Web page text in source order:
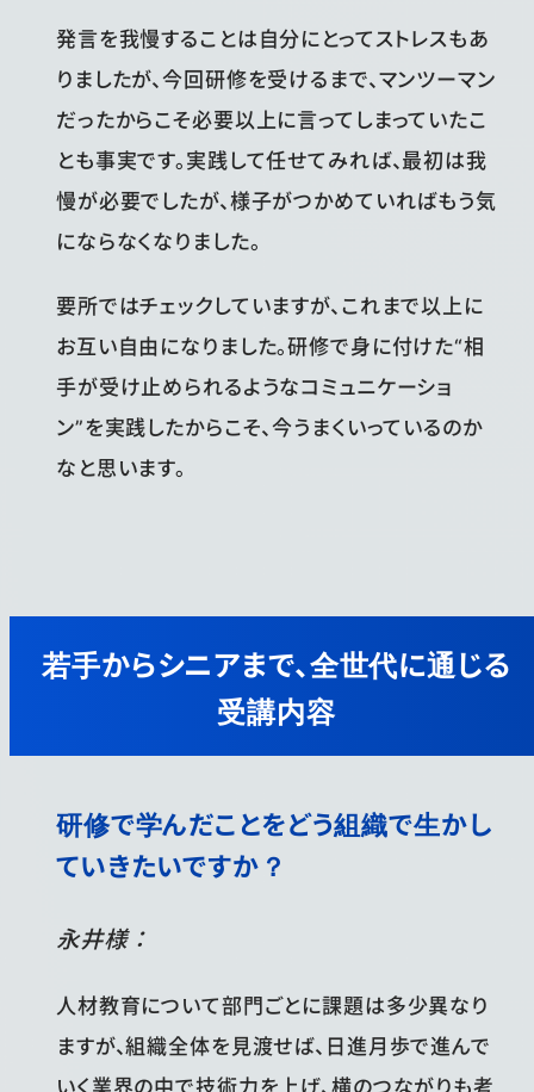
発言を我慢することは自分にとってストレスもあ
りましたが、今回研修を受けるまで、マンツーマン
だったからこそ必要以上に言ってしまっていたこ
とも事実です。実践して任せてみれば、最初は我
慢が必要でしたが、様子がつかめていればもう気
にならなくなりました。
要所ではチェックしていますが、これまで以上に
お互い自由になりました。研修で身に付けた“相
手が受け止められるようなコミュニケーショ
ン”を実践したからこそ、今うまくいっているのか
なと思います。
若手からシニアまで、全世代に通じる
受講内容
研修で学んだことをどう組織で生かし
ていきたいですか？
永井様：
人材教育について部門ごとに課題は多少異なり
ますが、組織全体を見渡せば、日進月歩で進んで
いく業界の中で技術力を上げ、横のつながりも考